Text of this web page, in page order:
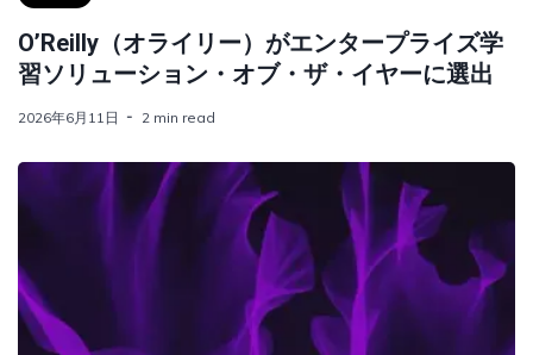
O’Reilly（オライリー）がエンタープライズ学
習ソリューション・オブ・ザ・イヤーに選出
2026年6月11日 2 min read